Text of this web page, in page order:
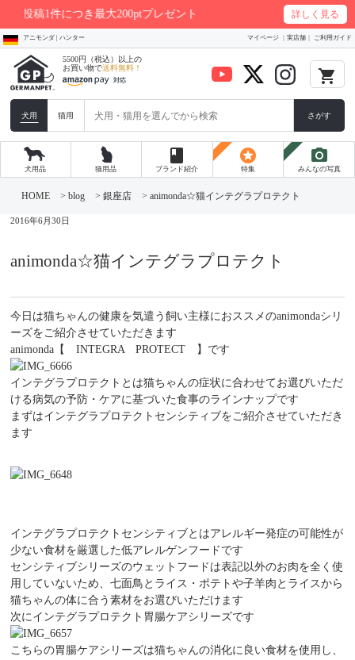
投稿1件につき最大200ptプレゼント 詳しく見る
アニモンダ | ハンター マイページ 実店舗 ご利用ガイド
5500円（税込）以上の
お買い物で送料無料！ local_grocery_store
犬用 猫用 さがす
犬用品 猫用品
book
ブランド紹介
stars
特集
photo_camera
みんなの写真
ン
キ
HOME > blog > 銀座店 > animonda☆猫インテグラプロテクト
2016年6月30日
animonda☆猫インテグラプロテクト
今日は猫ちゃんの健康を気遣う飼い主様におススメのanimondaシリ
ーズをご紹介させていただきます
animonda【 INTEGRA PROTECT 】です
インテグラプロテクトとは猫ちゃんの症状に合わせてお選びいただ
ける病気の予防・ケアに基づいた食事のラインナップです
まずはインテグラプロテクトセンシティブをご紹介させていただき
ます
インテグラプロテクトセンシティブとはアレルギー発症の可能性が
少ない食材を厳選した低アレルゲンフードです
センシティブシリーズのウェットフードは表記以外のお肉を全く使
用していないため、七面鳥とライス・ポテトや子羊肉とライスから
猫ちゃんの体に合う素材をお選びいただけます
次にインテグラプロテクト胃腸ケアシリーズです
こちらの胃腸ケアシリーズは猫ちゃんの消化に良い食材を使用し、